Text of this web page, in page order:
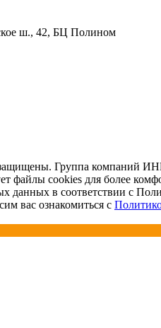
ш., 42, БЦ Полином
Группа компаний
файлы cookies для более
данных в соответствии с
вас ознакомиться с